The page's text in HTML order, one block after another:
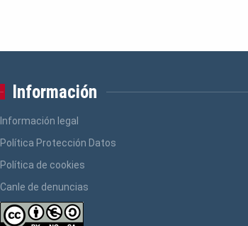
Información
Información legal
Política Protección Datos
Política de cookies
Canle de denuncias